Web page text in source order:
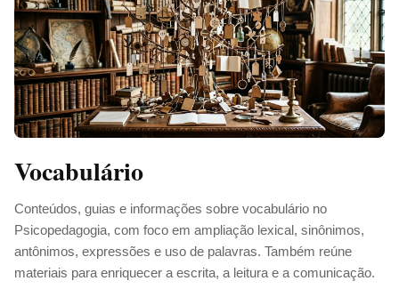
Vocabulário
Conteúdos, guias e informações sobre vocabulário no
Psicopedagogia, com foco em ampliação lexical, sinônimos,
antônimos, expressões e uso de palavras. Também reúne
materiais para enriquecer a escrita, a leitura e a comunicação.